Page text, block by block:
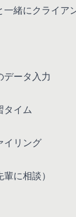
一緒にクライア
データ入力
タイム
イリング
に相談）